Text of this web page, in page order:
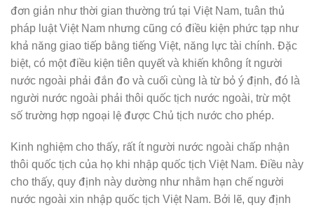
đơn giản như thời gian thường trú tại Việt Nam, tuân thủ
pháp luật Việt Nam nhưng cũng có điều kiện phức tạp như
khả năng giao tiếp bằng tiếng Việt, năng lực tài chính. Đặc
biệt, có một điều kiện tiên quyết và khiến không ít người
nước ngoài phải đắn đo và cuối cùng là từ bỏ ý định, đó là
người nước ngoài phải thôi quốc tịch nước ngoài, trừ một
số trường hợp ngoại lệ được Chủ tịch nước cho phép.
Kinh nghiệm cho thấy, rất ít người nước ngoài chấp nhận
thôi quốc tịch của họ khi nhập quốc tịch Việt Nam. Điều này
cho thấy, quy định này dường như nhằm hạn chế người
nước ngoài xin nhập quốc tịch Việt Nam. Bởi lẽ, quy định